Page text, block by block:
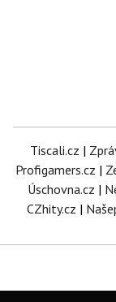
Tiscali.cz |
Profigamers.cz |
Úschovna.cz |
CZhity.cz |